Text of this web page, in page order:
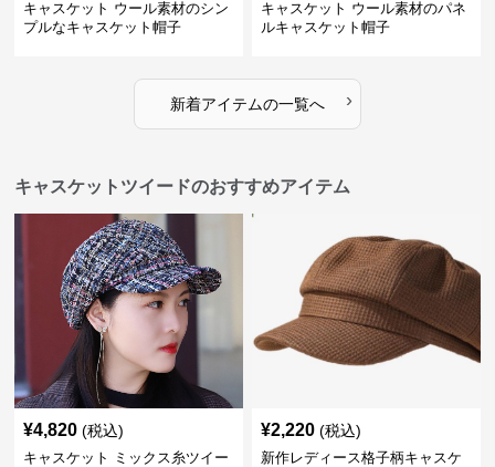
キャスケット ウール素材のシン
プルなキャスケット帽子
キャスケット ウール素材のパネ
ルキャスケット帽子
新着アイテムの一覧へ ›
キャスケットツイードのおすすめアイテム
¥4,820 (税込)
キャスケット ミックス糸ツイー
¥2,220 (税込)
新作レディース格子柄キャスケ